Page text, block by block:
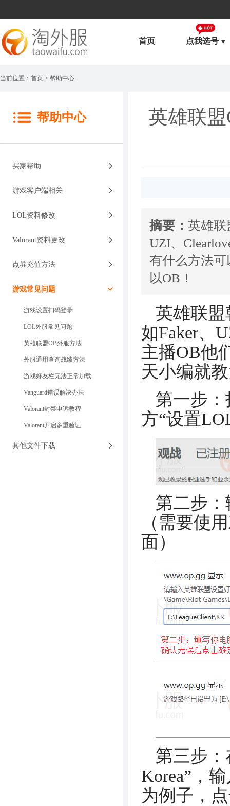
首页 点我选号
当前位置： 首页 > 帮助中心
帮助中心
买家帮助
游戏客户端相关
LOL资料修改
Valorant资料更改
点券充值方法
游戏常见问题
游戏设置扫码登录
LOL外服常见问题
英雄联盟OB外服方法
外服通用查询战绩方法
游戏好友栏无法正常加载
Vanguard错误解决办法
Valorant封禁申诉教程
Valorant开启多重验证
其他文件下载
英雄联
摘要： 英雄联
UZI、
有什么方法
以OB！
英雄联
如Faker、
主播OB他
天小编就
第一步
方“设置
第二步
（需要使
面）
第三步
Korea”，
为例子，